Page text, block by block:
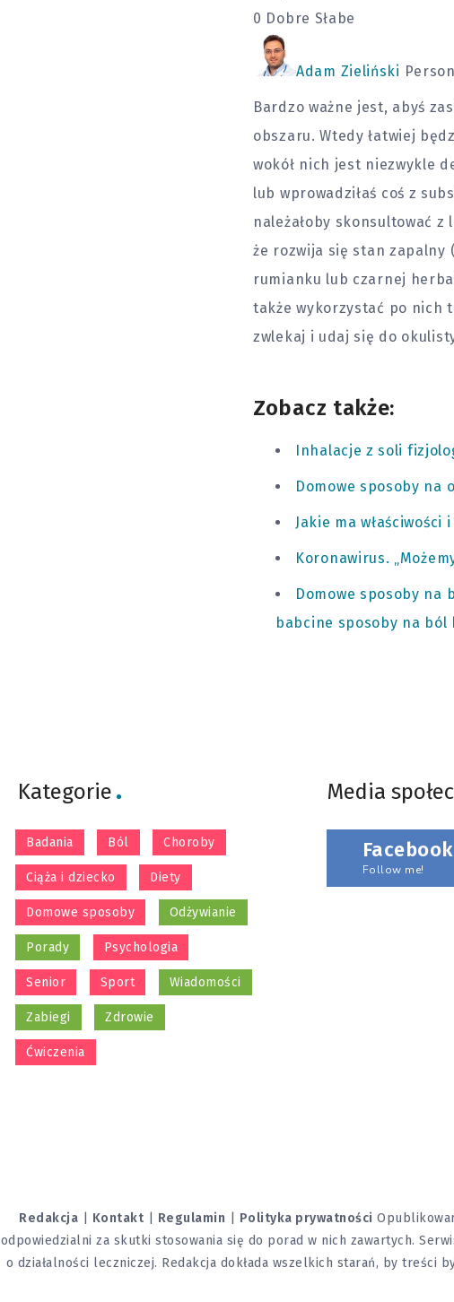
0 Dobre Słabe
Adam Zieliński
Bardzo ważne jest, abyś
obszaru. Wtedy łatwiej
wokół nich jest niezwykle
lub wprowadziłaś coś z
należałoby skonsultować
że rozwija się stan zapalny
rumianku lub czarnej
także wykorzystać po nich
zwlekaj i udaj się do
Zobacz także:
Inhalacje z soli
Domowe sposoby na
Jakie ma właściwości
Koronawirus.
Domowe sposoby na
babcine sposoby na ból
Kategorie
Badania Ból Choroby
Ciąża i dziecko Diety
Domowe sposoby Odżywianie
Porady Psychologia
Senior Sport Wiadomości
Zabiegi Zdrowie
Ćwiczenia
Media
Facebook
Follow me!
Redakcja Kontakt Regulamin Polityka prywatności
odpowiedzialni za skutki stosowania się do porad w nich zawartych.
o działalności leczniczej. Redakcja dokłada wszelkich starań, by